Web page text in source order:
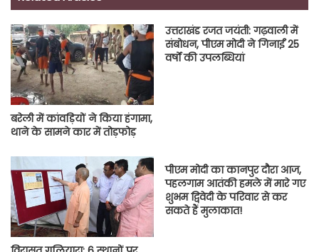
बरेली में कांवड़ियों ने किया हंगामा,
थाने के सामने कार में तोड़फोड़
उत्तराखंड रजत जयंती: गढ़वाली में
संबोधन, पीएम मोदी ने गिनाईं 25
वर्षों की उपलब्धियां
पीएम मोदी का कानपुर दौरा आज,
पहलगाम आतंकी हमले में मारे गए
शुभम द्विवेदी के परिवार से कर
सकते हैं मुलाकात!